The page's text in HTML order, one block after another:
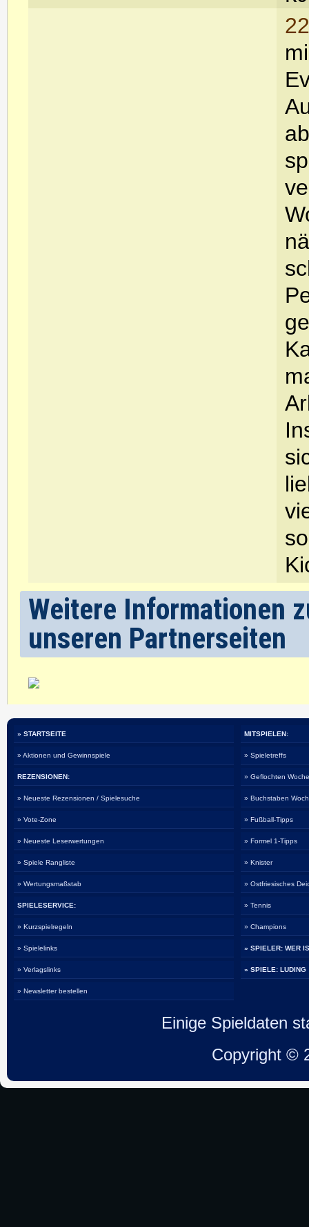
Weitere Informationen
unseren Partnerseiten
» STARTSEITE
» Aktionen und Gewinnspiele
REZENSIONEN:
» Neueste Rezensionen / Spielesuche
» Vote-Zone
» Neueste Leserwertungen
» Spiele Rangliste
» Wertungsmaßstab
SPIELESERVICE:
» Kurzspielregeln
» Spielelinks
» Verlagslinks
» Newsletter bestellen
MITSPIELEN:
» Spieletreffs
» Geflochten
» Buchstaben
» Fußball-Tipps
» Formel 1-Tipps
» Knister
» Ostfriesisches
» Tennis
» Champions
» SPIELER: WER
» SPIELE: LUDING
Einige Spieldaten
Copyright ©